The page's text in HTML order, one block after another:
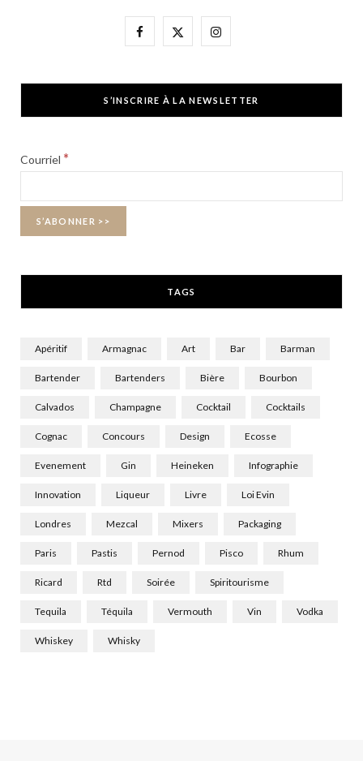
F
e
X
w
I
t
S’INSCRIRE À LA NEWSLETTER
Courriel *
TAGS
Apéritif Armagnac Art Bar Barman
Bartender Bartenders Bière Bourbon
Calvados Champagne Cocktail Cocktails
Cognac Concours Design Ecosse
Evenement Gin Heineken Infographie
Innovation Liqueur Livre Loi Evin
Londres Mezcal Mixers Packaging
Paris Pastis Pernod Pisco Rhum
Ricard Rtd Soirée Spiritourisme
Tequila Téquila Vermouth Vin Vodka
Whiskey Whisky